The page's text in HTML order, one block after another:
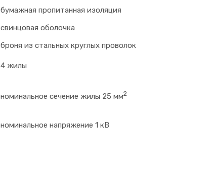
бумажная пропитанная изоляция
свинцовая оболочка
броня из стальных круглых проволок
4 жилы
номинальное сечение жилы 25 мм2
номинальное напряжение 1 кВ